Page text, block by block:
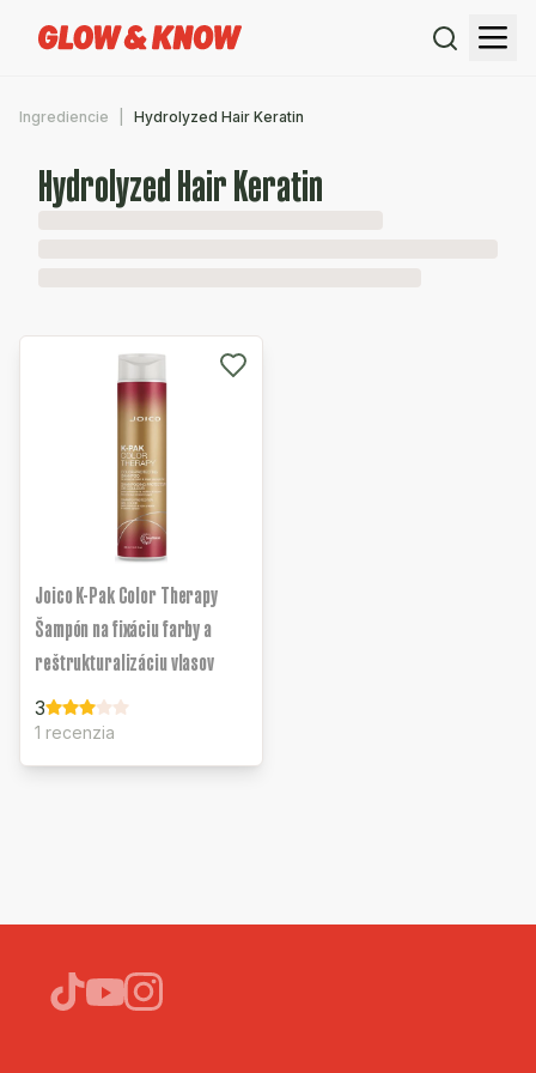
Ingrediencie Hydrolyzed Hair Keratin
Hydrolyzed Hair Keratin
Joico K-Pak Color Therapy
Šampón na fixáciu farby a
reštrukturalizáciu vlasov
3
1 recenzia